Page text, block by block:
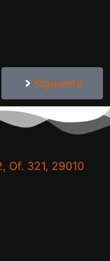
Siguiente
Of. 321, 29010